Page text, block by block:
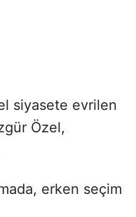
siyasete evrilen
Özel,
erken seçim